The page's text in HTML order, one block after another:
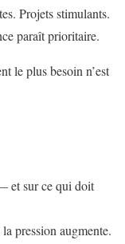
Projets stimulants.
paraît prioritaire.
le plus besoin n’est
et sur ce qui doit
pression augmente.